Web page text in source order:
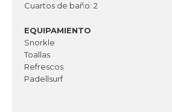
Cuartos de baño: 2
EQUIPAMIENTO
Snorkle
Toallas
Refrescos
Padellsurf